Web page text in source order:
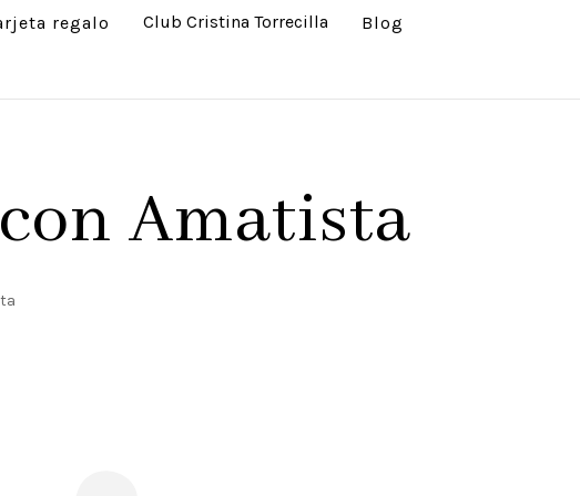
regalo Club Cristina Torrecilla Blog
Amatista